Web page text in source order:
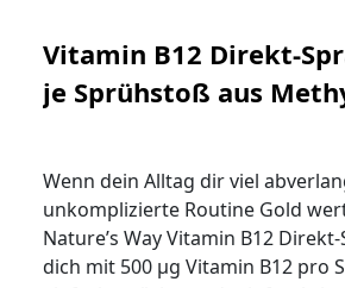
Vitamin B12 Direkt-
je Sprühstoß aus
Adenosylcobalamin,
Geschmack
Wenn dein Alltag dir viel
unkomplizierte Routine Gold
Nature’s Way Vitamin B12
dich mit 500 µg Vitamin B12 pro